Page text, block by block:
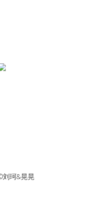
刘珂&晃晃